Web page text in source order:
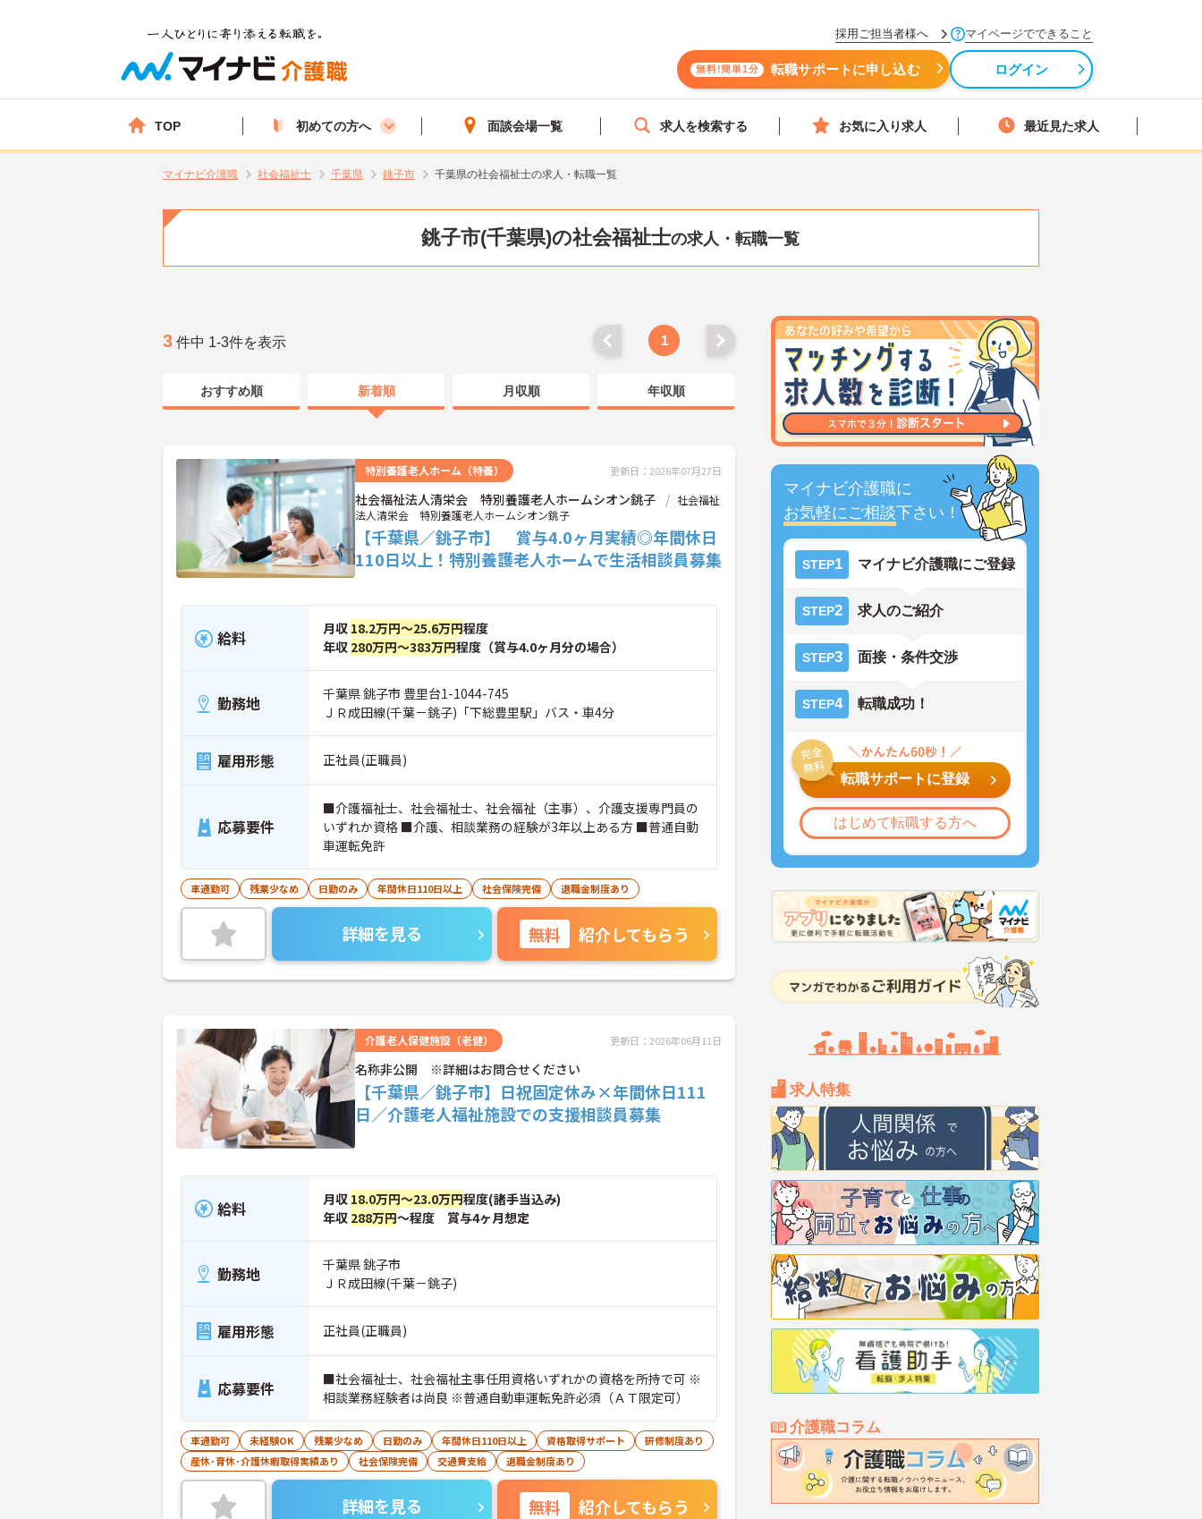
採用ご担当者様へ マイページでできること
無料!簡単1分 転職サポートに申し込む ログイン
TOP 初めての方へ 面談会場一覧 求人を検索する お気に入り求人 最近見た求人
マイナビ介護職 社会福祉士 千葉県 銚子市 千葉県の社会福祉士の求人・転職一覧
銚子市(千葉県)の社会福祉士の求人・転職一覧
マイナビ介護職に
お気軽にご相談下さい！
STEP1 マイナビ介護職にご登録
STEP2 求人のご紹介
STEP3 面接・条件交渉
STEP4 転職成功！
転職サポートに登録
はじめて転職する方へ
求人特集
介護職コラム
3 件中 1-3件を表示 1
おすすめ順 新着順 月収順 年収順
特別養護老人ホーム（特養） 更新日：2026年07月27日
社会福祉法人清栄会 特別養護老人ホームシオン銚子
社会福祉
法人清栄会 特別養護老人ホームシオン銚子
【千葉県／銚子市】 賞与4.0ヶ月実績◎年間休日
110日以上！特別養護老人ホームで生活相談員募集
給料 月収 18.2万円～25.6万円程度
年収 280万円～383万円程度（賞与4.0ヶ月分の場合）
勤務地
千葉県 銚子市 豊里台1-1044-745
ＪＲ成田線(千葉－銚子)「下総豊里駅」バス・車4分
雇用形態 正社員(正職員)
応募要件
■介護福祉士、社会福祉士、社会福祉（主事）、介護支援専門員の
いずれか資格 ■介護、相談業務の経験が3年以上ある方 ■普通自動
車運転免許
車通勤可 残業少なめ 日勤のみ 年間休日110日以上 社会保険完備 退職金制度あり
詳細を見る 無料 紹介してもらう
介護老人保健施設（老健） 更新日：2026年06月11日
名称非公開 ※詳細はお問合せください
【千葉県／銚子市】日祝固定休み×年間休日111
日／介護老人福祉施設での支援相談員募集
給料 月収 18.0万円～23.0万円程度(諸手当込み)
年収 288万円～程度 賞与4ヶ月想定
勤務地
千葉県 銚子市
ＪＲ成田線(千葉－銚子)
雇用形態 正社員(正職員)
応募要件
■社会福祉士、社会福祉主事任用資格いずれかの資格を所持で可 ※
相談業務経験者は尚良 ※普通自動車運転免許必須（ＡＴ限定可）
車通勤可 未経験OK 残業少なめ 日勤のみ 年間休日110日以上 資格取得サポート
研修制度あり
産休･育休･介護休暇取得実績あり
社会保険完備 交通費支給 退職金制度あり
詳細を見る 無料 紹介してもらう